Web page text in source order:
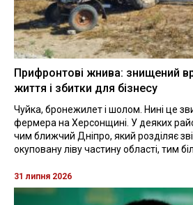
Прифронтові жнива: знищений
життя і збитки для бізнесу
Чуйка, бронежилет і шолом. Нині це
фермера на Херсонщині. У деяких
чим ближчий Дніпро, який розділяє
окуповану ліву частину області, тим
31 липня 2026